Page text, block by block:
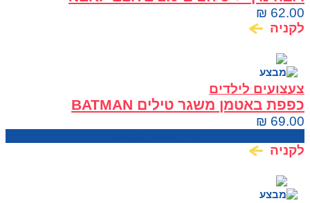
₪ 62.00
לקניה
צעצועים לילדים
כפפת באטמן משגר טילים BATMAN
GAUNTLET
₪ 69.00
לקניה